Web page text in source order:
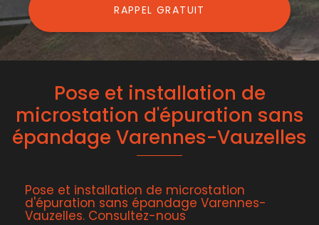
RAPPEL GRATUIT
Pose et installation de
microstation d'épuration sans
épandage Varennes-Vauzelles
Pose et installation de microstation
d'épuration sans épandage Varennes-
Vauzelles. Consultez-nous